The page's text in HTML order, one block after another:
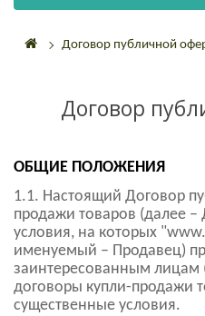
Договор публичной
Договор
ОБЩИЕ ПОЛОЖЕНИЯ
1.1. Настоящий Договор
продажи товаров (далее –
условия, на которых
именуемый – Продавец)
заинтересованным лицам
договоры купли-продажи
существенные условия.